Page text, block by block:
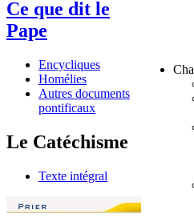
Ce que dit le
Pape
Encycliques
Homélies
Autres documents
pontificaux
Le Catéchisme
Texte intégral